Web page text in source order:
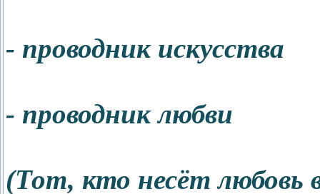
- проводник искусства
- проводник любви
(Тот, кто несёт любовь